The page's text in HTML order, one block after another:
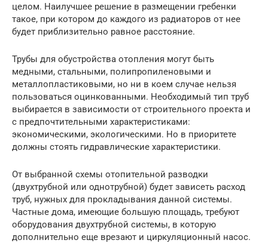
целом. Наилучшее решение в размещении гребенки
такое, при котором до каждого из радиаторов от нее
будет приблизительно равное расстояние.
Трубы для обустройства отопления могут быть
медными, стальными, полипропиленовыми и
металлопластиковыми, но ни в коем случае нельзя
пользоваться оцинкованными. Необходимый тип труб
выбирается в зависимости от строительного проекта и
с предпочтительными характеристиками:
экономическими, экологическими. Но в приоритете
должны стоять гидравлические характеристики.
От выбранной схемы отопительной разводки
(двухтрубной или однотрубной) будет зависеть расход
труб, нужных для прокладывания данной системы.
Частные дома, имеющие большую площадь, требуют
оборудования двухтрубной системы, в которую
дополнительно еще врезают и циркуляционный насос.